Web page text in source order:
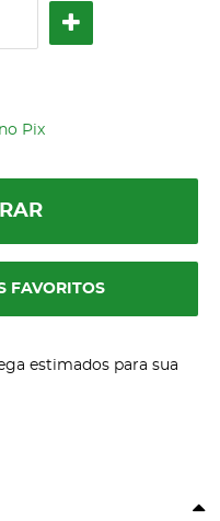
no Pix
FAVORITOS
estimados para sua